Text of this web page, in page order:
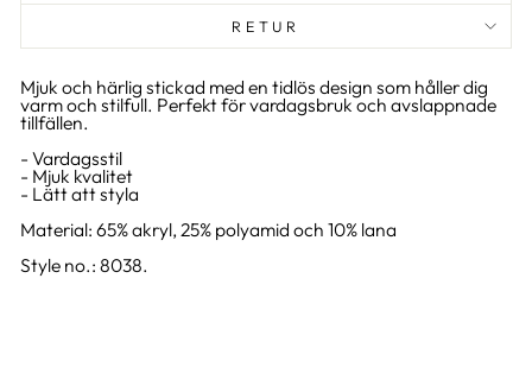
RETUR
Mjuk och härlig stickad med en tidlös design som håller dig
varm och stilfull. Perfekt för vardagsbruk och avslappnade
tillfällen.
- Vardagsstil
- Mjuk kvalitet
- Lätt att styla
Material: 65% akryl, 25% polyamid och 10% lana
Style no.: 8038.